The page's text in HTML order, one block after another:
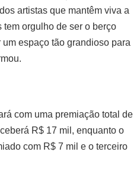
artistas que mantêm viva a
orgulho de ser o berço
espaço tão grandioso para
com uma premiação total de
R$ 17 mil, enquanto o
com R$ 7 mil e o terceiro